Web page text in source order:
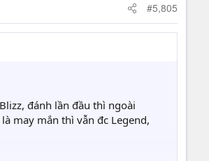
#5,805
đánh lần đầu thì ngoài
may mắn thì vẫn đc Legend,